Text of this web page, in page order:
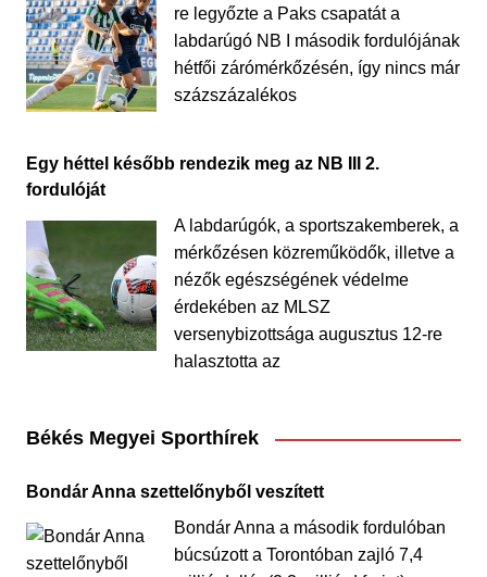
re legyőzte a Paks csapatát a
labdarúgó NB I második fordulójának
hétfői zárómérkőzésén, így nincs már
százszázalékos
Egy héttel később rendezik meg az NB III 2.
fordulóját
A labdarúgók, a sportszakemberek, a
mérkőzésen közreműködők, illetve a
nézők egészségének védelme
érdekében az MLSZ
versenybizottsága augusztus 12-re
halasztotta az
Békés Megyei Sporthírek
Bondár Anna szettelőnyből veszített
Bondár Anna a második fordulóban
búcsúzott a Torontóban zajló 7,4